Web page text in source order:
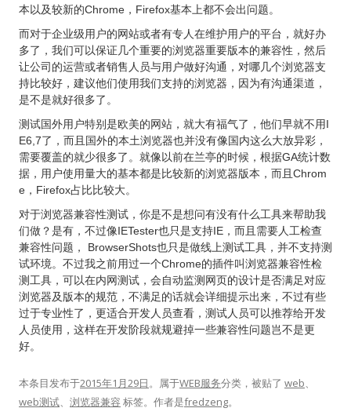
本以及较新的Chrome，Firefox基本上都不会出问题。
而对于企业级用户的网站或者有专人在维护用户的平台，就好办
多了，我们可以保证几个重要的浏览器重要版本的兼容性，然后
让公司的运营或者销售人员与用户做好沟通，对哪几个浏览器支
持比较好，建议他们使用我们支持的浏览器，因为有沟通渠道，
是不是就好很多了。
测试国外用户特别是欧美的网站，就大有福气了，他们早就不用I
E6,7了，而且国外的本土浏览器也并没有像国内这么大放异彩，
需要覆盖的就少很多了。就像以前在兰亭的时候，根据GA统计数
据，用户使用量大的基本都是比较新的浏览器版本，而且Chrom
e，Firefox占比比较大。
对于浏览器兼容性测试，你是不是想问有没有什么工具来帮助我
们做？是有，不过像IETester也只是支持IE，而且需要人工检查
兼容性问题， BrowserShots也只是做线上测试工具，并不支持测
试环境。不过我之前用过一个Chrome的插件叫浏览器兼容性检
测工具，可以在内网测试，会自动监测网页的设计是否满足对应
浏览器及版本的规范，不满足的话就会详细提示出来，不过有些
过于专业性了，更适合开发人员查看，测试人员可以推荐给开发
人员使用，这样在开发阶段就规避掉一些兼容性问题岂不是更
好。
本条目发布于2015年1月29日。属于WEB服务分类，被贴了 web、
web测试、 浏览器兼容 标签。 作者是fredzeng。